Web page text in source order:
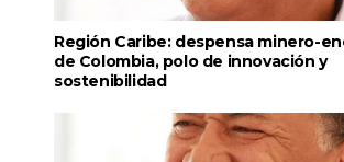
Región Caribe: despensa minero-
de Colombia, polo de innovación y
sostenibilidad